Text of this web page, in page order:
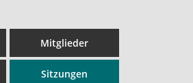
Mitglieder
Sitzungen